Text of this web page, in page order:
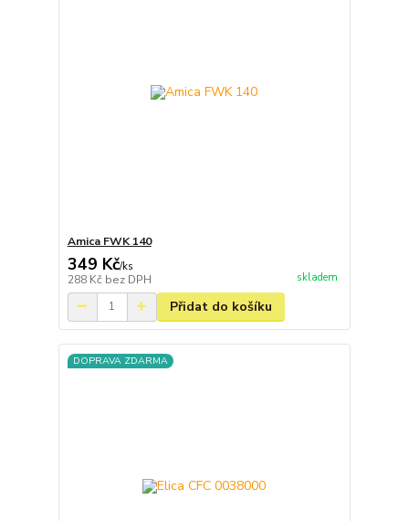
Amica FWK 140
349 Kč/ks
288 Kč bez DPH skladem
Přidat do košíku
DOPRAVA ZDARMA